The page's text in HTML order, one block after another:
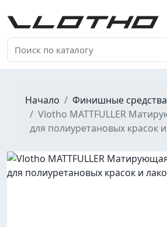
VLOTHO
Начало Финишные средства
Vlotho MATTFULLER
для полиуретановых красок